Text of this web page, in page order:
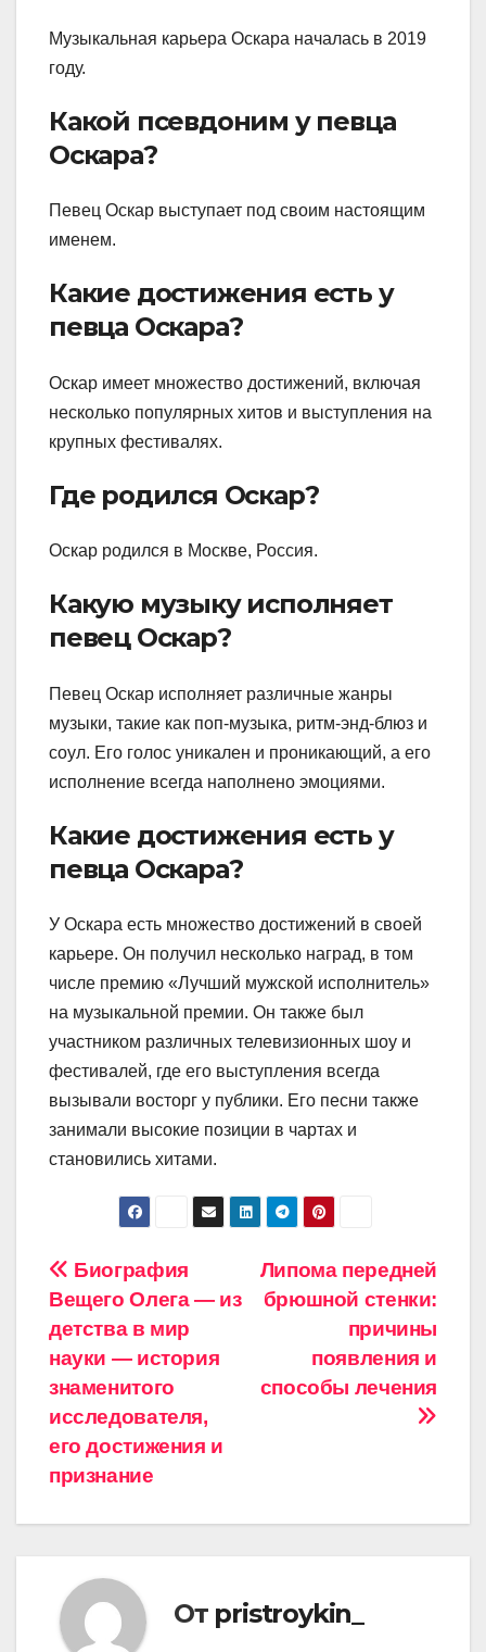
Музыкальная карьера Оскара началась в 2019
году.
Какой псевдоним у певца
Оскара?
Певец Оскар выступает под своим настоящим
именем.
Какие достижения есть у
певца Оскара?
Оскар имеет множество достижений, включая
несколько популярных хитов и выступления на
крупных фестивалях.
Где родился Оскар?
Оскар родился в Москве, Россия.
Какую музыку исполняет
певец Оскар?
Певец Оскар исполняет различные жанры
музыки, такие как поп-музыка, ритм-энд-блюз и
соул. Его голос уникален и проникающий, а его
исполнение всегда наполнено эмоциями.
Какие достижения есть у
певца Оскара?
У Оскара есть множество достижений в своей
карьере. Он получил несколько наград, в том
числе премию «Лучший мужской исполнитель»
на музыкальной премии. Он также был
участником различных телевизионных шоу и
фестивалей, где его выступления всегда
вызывали восторг у публики. Его песни также
занимали высокие позиции в чартах и
становились хитами.
Навигация
по
записям
Липома передней
брюшной стенки:
причины
появления и
способы лечения
Биография
Вещего Олега — из
детства в мир
науки — история
знаменитого
исследователя,
его достижения и
признание
От pristroykin_